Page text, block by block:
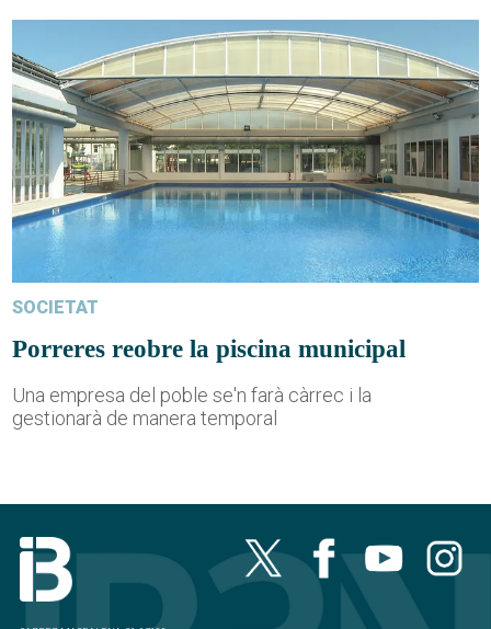
SOCIETAT
Porreres reobre la piscina municipal
Una empresa del poble se'n farà càrrec i la
gestionarà de manera temporal